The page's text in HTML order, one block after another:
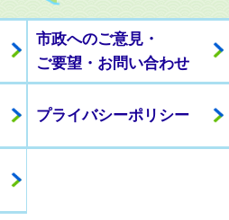
市政へのご意見・
ご要望・お問い合わせ
プライバシーポリシー